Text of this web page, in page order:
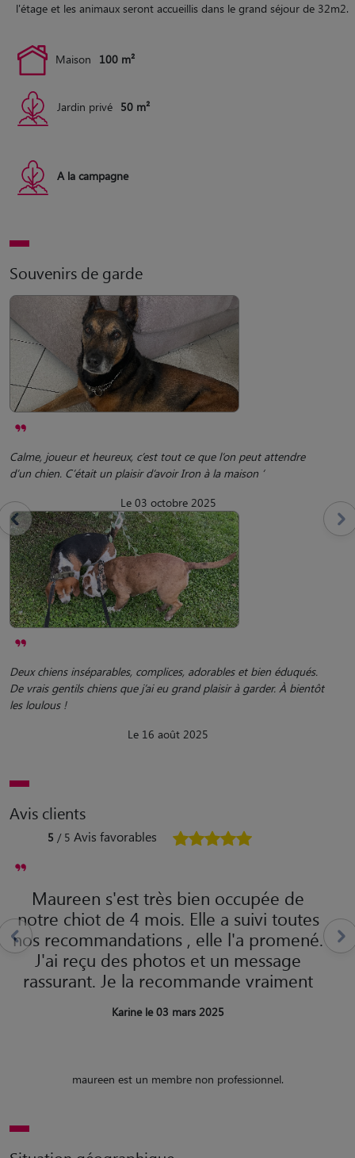
l'étage et les animaux seront accueillis dans le grand séjour de 32m2.
Maison 100 m²
Jardin privé 50 m²
A la campagne
Souvenirs de garde
Calme, joueur et heureux, c’est tout ce que l’on peut attendre
d’un chien. C’était un plaisir d’avoir Iron à la maison ‘
Le 03 octobre 2025
Deux chiens inséparables, complices, adorables et bien éduqués.
De vrais gentils chiens que j’ai eu grand plaisir à garder. À bientôt
les loulous !
Le 16 août 2025
Avis clients
5 / 5 Avis favorables
Maureen s'est très bien occupée de
notre chiot de 4 mois. Elle a suivi toutes
nos recommandations , elle l'a promené.
J'ai reçu des photos et un message
rassurant. Je la recommande vraiment
Karine le 03 mars 2025
maureen est un membre non professionnel.